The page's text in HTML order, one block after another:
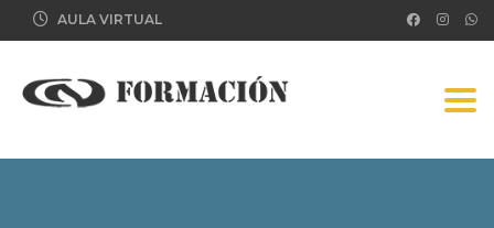
AULA VIRTUAL